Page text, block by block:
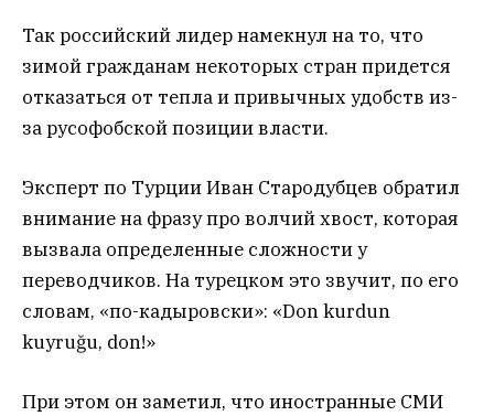
Так российский лидер намекнул на то, что
зимой гражданам некоторых стран придется
отказаться от тепла и привычных удобств из-
за русофобской позиции власти.
Эксперт по Турции Иван Стародубцев обратил
внимание на фразу про волчий хвост, которая
вызвала определенные сложности у
переводчиков. На турецком это звучит, по его
словам, «по-кадыровски»: «Don kurdun
kuyruğu, don!»
При этом он заметил, что иностранные СМИ